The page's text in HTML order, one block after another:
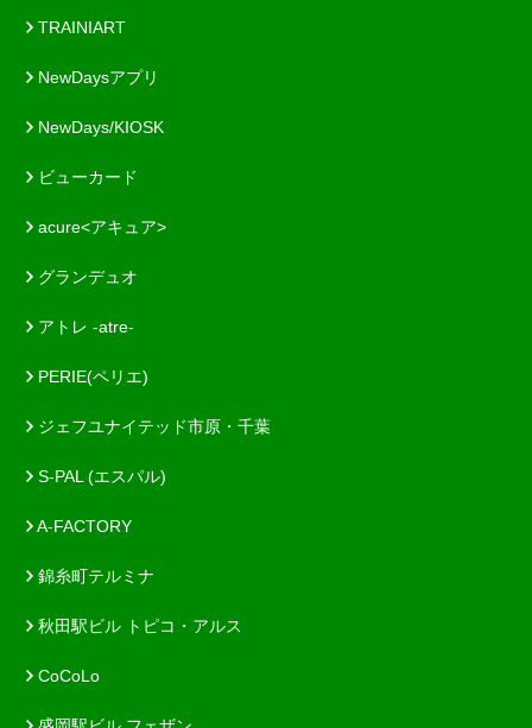
TRAINIART
NewDaysアプリ
NewDays/KIOSK
ビューカード
acure<アキュア>
グランデュオ
アトレ -atre-
PERIE(ペリエ)
ジェフユナイテッド市原・千葉
S-PAL (エスパル)
A-FACTORY
錦糸町テルミナ
秋田駅ビル トピコ・アルス
CoCoLo